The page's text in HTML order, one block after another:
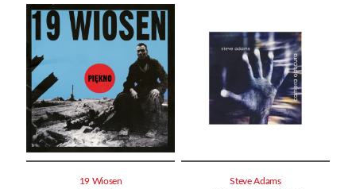
19 Wiosen Steve Adams